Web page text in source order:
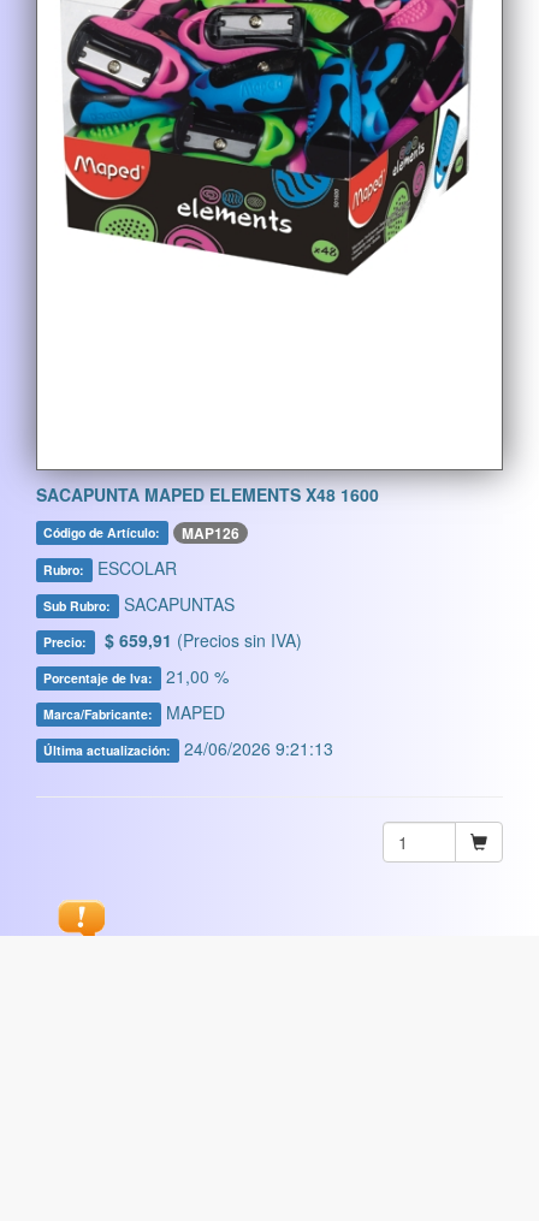
SACAPUNTA MAPED ELEMENTS X48 1600
Código de Artículo: MAP126
Rubro: ESCOLAR
Sub Rubro: SACAPUNTAS
Precio: $ 659,91 (Precios sin IVA)
Porcentaje de Iva: 21,00 %
Marca/Fabricante: MAPED
Última actualización: 24/06/2026 9:21:13